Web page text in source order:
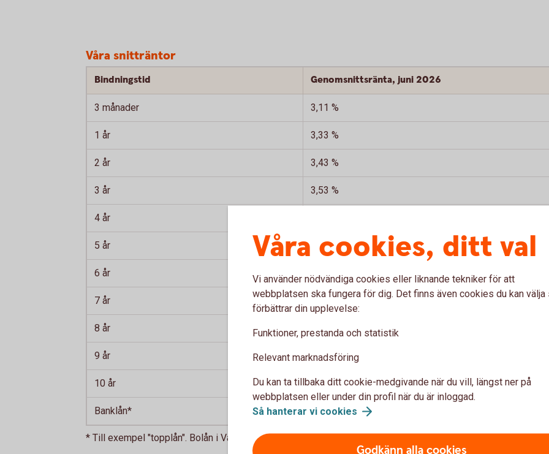
Våra snitträntor
Bindningstid Genomsnittsränta, juni 2026
3 månader 3,11 %
1 år 3,33 %
2 år 3,43 %
3 år 3,53 %
4 år
5 år 3,73 %
6 år
7 år
8 år
9 år
10 år
Banklån*
* Till exempel "topplån". Bolån i Valdemarsviks Sparbank, inte i Swedbank Hypotek.
Våra cookies, ditt val
Vi använder nödvändiga cookies eller liknande tekniker för att
webbplatsen ska fungera för dig. Det finns även cookies du kan välja
förbättrar din upplevelse:
Funktioner, prestanda och statistik
Relevant marknadsföring
Du kan ta tillbaka ditt cookie-medgivande när du vill, längst ner på
webbplatsen eller under din profil när du är inloggad.
Så hanterar vi cookies
Godkänn alla cookies